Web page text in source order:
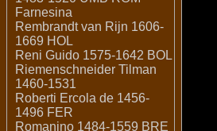
Farnesina
Rembrandt van Rijn 1606-
1669 HOL
Reni Guido 1575-1642 BOL
Riemenschneider Tilman
1460-1531
Roberti Ercola de 1456-
1496 FER
Romanino 1484-1559 BRE